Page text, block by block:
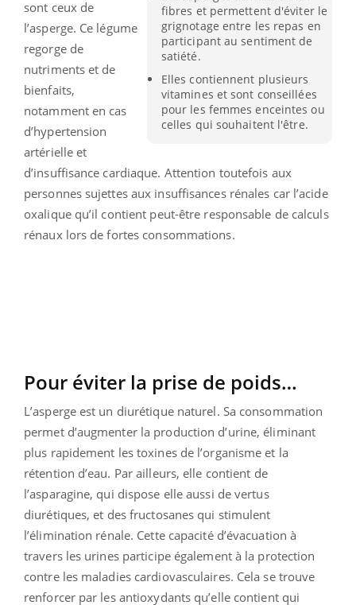
fibres et permettent d'éviter le
grignotage entre les repas en
participant au sentiment de
satiété.
Elles contiennent plusieurs
vitamines et sont conseillées
pour les femmes enceintes ou
celles qui souhaitent l'être.
sont ceux de
l’asperge. Ce légume
regorge de
nutriments et de
bienfaits,
notamment en cas
d’hypertension
artérielle et
d’insuffisance cardiaque. Attention toutefois aux
personnes sujettes aux insuffisances rénales car l’acide
oxalique qu’il contient peut-être responsable de calculs
rénaux lors de fortes consommations.
Pour éviter la prise de poids…
L’asperge est un diurétique naturel. Sa consommation
permet d’augmenter la production d’urine, éliminant
plus rapidement les toxines de l’organisme et la
rétention d’eau. Par ailleurs, elle contient de
l’asparagine, qui dispose elle aussi de vertus
diurétiques, et des fructosanes qui stimulent
l’élimination rénale. Cette capacité d’évacuation à
travers les urines participe également à la protection
contre les maladies cardiovasculaires. Cela se trouve
renforcer par les antioxydants qu’elle contient qui